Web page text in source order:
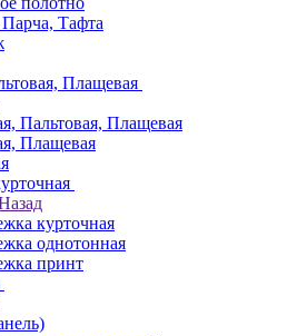
Тафта
Плащевая
Пальтовая, Плащевая
Плащевая
курточная
однотонная
принт